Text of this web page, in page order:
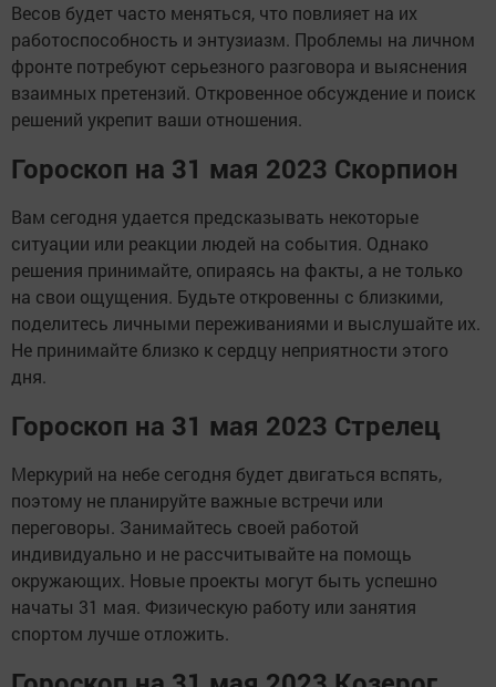
Весов будет часто меняться, что повлияет на их
работоспособность и энтузиазм. Проблемы на личном
фронте потребуют серьезного разговора и выяснения
взаимных претензий. Откровенное обсуждение и поиск
решений укрепит ваши отношения.
Гороскоп на 31 мая 2023 Скорпион
Вам сегодня удается предсказывать некоторые
ситуации или реакции людей на события. Однако
решения принимайте, опираясь на факты, а не только
на свои ощущения. Будьте откровенны с близкими,
поделитесь личными переживаниями и выслушайте их.
Не принимайте близко к сердцу неприятности этого
дня.
Гороскоп на 31 мая 2023 Стрелец
Меркурий на небе сегодня будет двигаться вспять,
поэтому не планируйте важные встречи или
переговоры. Занимайтесь своей работой
индивидуально и не рассчитывайте на помощь
окружающих. Новые проекты могут быть успешно
начаты 31 мая. Физическую работу или занятия
спортом лучше отложить.